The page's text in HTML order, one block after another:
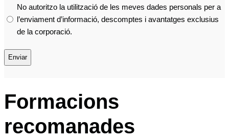
No autoritzo la utilització de les meves dades personals per a
l’enviament d’informació, descomptes i avantatges exclusius
de la corporació.
Formacions
recomanades